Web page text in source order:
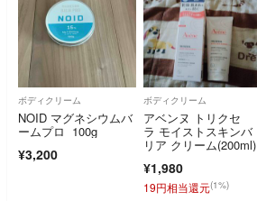
ボディクリーム
NOID マグネシウムバ
ームプロ 100g
¥3,200
ボディクリーム
アベンヌ トリクセ
ラ モイストスキンバ
リア クリーム(200ml)
¥1,980
19円相当還元(1%)